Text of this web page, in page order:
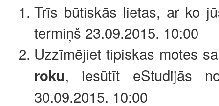
Trīs būtiskās lietas, ar ko
termiņš 23.09.2015. 10:00
Uzzīmējiet tipiskas motes
roku, iesūtīt eStudijās
30.09.2015. 10:00